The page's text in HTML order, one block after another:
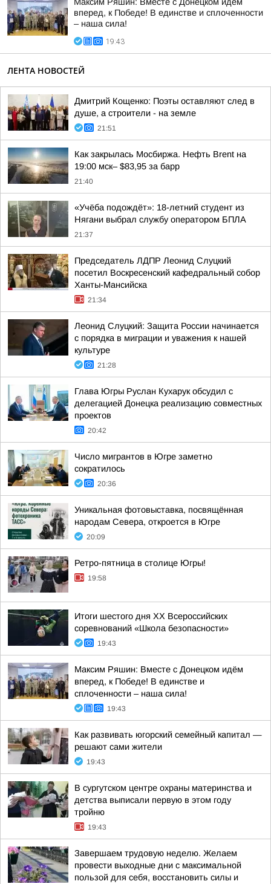
вперед, к Победе! В единстве и сплоченности
– наша сила!
19:43
ЛЕНТА НОВОСТЕЙ
Дмитрий Кощенко: Поэты оставляют след в
душе, а строители - на земле
21:51
Как закрылась Мосбиржа. Нефть Brent на
19:00 мск– $83,95 за барр
21:40
«Учёба подождёт»: 18-летний студент из
Нягани выбрал службу оператором БПЛА
21:37
Председатель ЛДПР Леонид Слуцкий
посетил Воскресенский кафедральный собор
Ханты-Мансийска
21:34
Леонид Слуцкий: Защита России начинается
с порядка в миграции и уважения к нашей
культуре
21:28
Глава Югры Руслан Кухарук обсудил с
делегацией Донецка реализацию совместных
проектов
20:42
Число мигрантов в Югре заметно
сократилось
20:36
Уникальная фотовыставка, посвящённая
народам Севера, откроется в Югре
20:09
Ретро-пятница в столице Югры!
19:58
Итоги шестого дня XX Всероссийских
соревнований «Школа безопасности»
19:43
Максим Ряшин: Вместе с Донецком идём
вперед, к Победе! В единстве и
сплоченности – наша сила!
19:43
Как развивать югорский семейный капитал —
решают сами жители
19:43
В сургутском центре охраны материнства и
детства выписали первую в этом году
тройню
19:43
Завершаем трудовую неделю. Желаем
провести выходные дни с максимальной
пользой для себя, восстановить силы и